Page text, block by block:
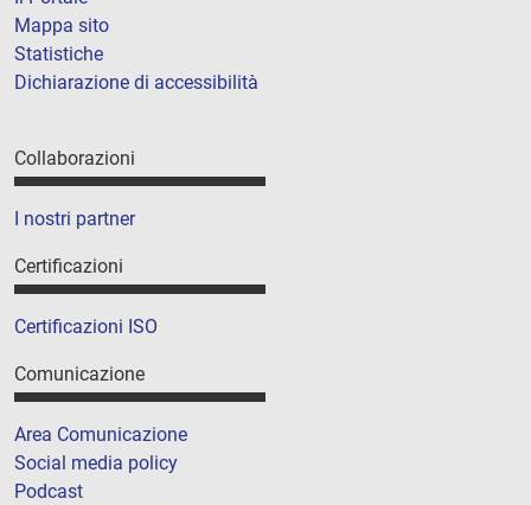
Mappa sito
Statistiche
Dichiarazione di accessibilità
Collaborazioni
I nostri partner
Certificazioni
Certificazioni ISO
Comunicazione
Area Comunicazione
Social media policy
Podcast